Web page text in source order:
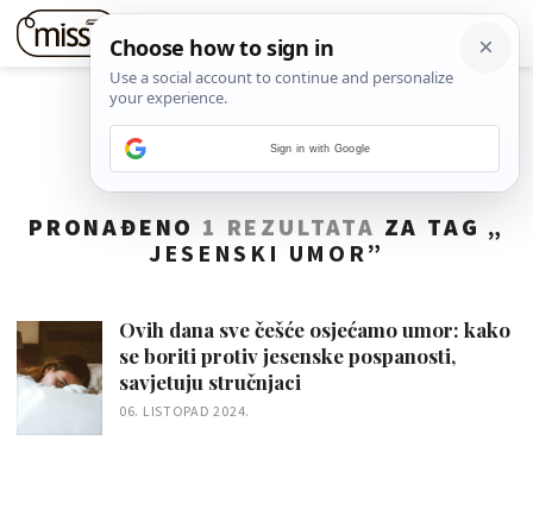
PRONAĐENO 1 REZULTATA ZA TAG „
JESENSKI UMOR”
Ovih dana sve češće osjećamo umor: kako
se boriti protiv jesenske pospanosti,
savjetuju stručnjaci
06. LISTOPAD 2024.
Sign in with Google